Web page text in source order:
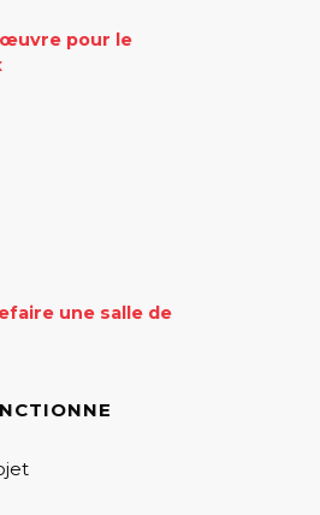
pour le
une salle de